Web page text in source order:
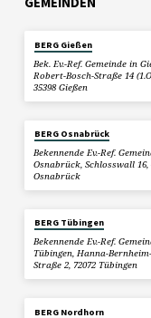
BERG Gießen
Bek. Ev.-Ref. Gemeinde in
Robert-Bosch-Straße 14
35398 Gießen
BERG Osnabrück
Bekennende Ev.-Ref.
Osnabrück, Schlosswall 16,
Osnabrück
BERG Tübingen
Bekennende Ev.-Ref.
Tübingen, Hanna-Bernheim-
Straße 2, 72072 Tübingen
BERG Nordhorn